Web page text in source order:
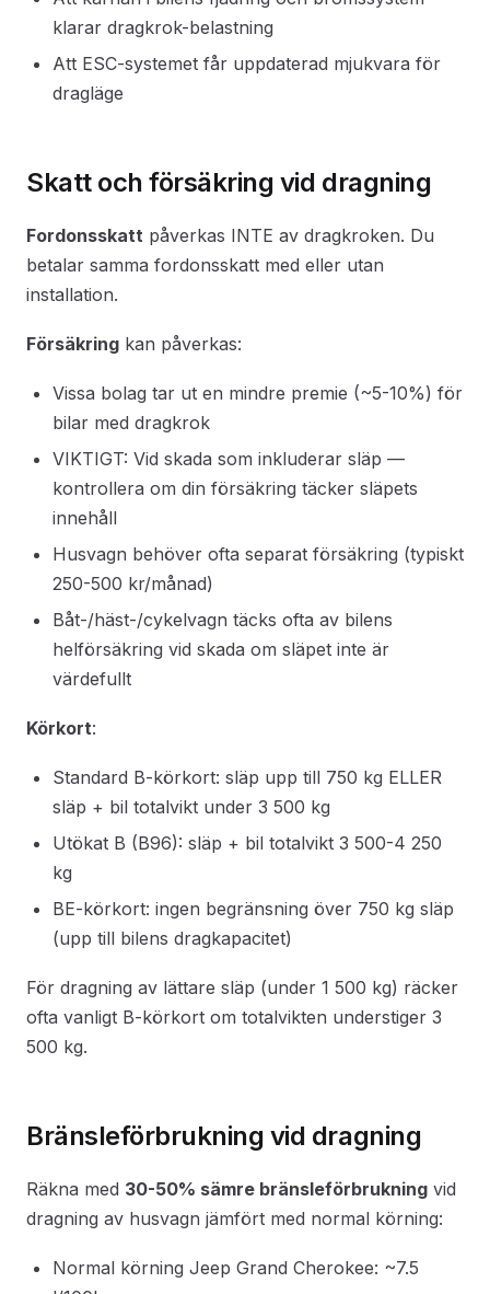
klarar dragkrok-belastning
Att ESC-systemet får uppdaterad mjukvara för
dragläge
Skatt och försäkring vid dragning
Fordonsskatt påverkas INTE av dragkroken. Du
betalar samma fordonsskatt med eller utan
installation.
Försäkring kan påverkas:
Vissa bolag tar ut en mindre premie (~5-10%) för
bilar med dragkrok
VIKTIGT: Vid skada som inkluderar släp —
kontrollera om din försäkring täcker släpets
innehåll
Husvagn behöver ofta separat försäkring (typiskt
250-500 kr/månad)
Båt-/häst-/cykelvagn täcks ofta av bilens
helförsäkring vid skada om släpet inte är
värdefullt
Körkort:
Standard B-körkort: släp upp till 750 kg ELLER
släp + bil totalvikt under 3 500 kg
Utökat B (B96): släp + bil totalvikt 3 500-4 250
kg
BE-körkort: ingen begränsning över 750 kg släp
(upp till bilens dragkapacitet)
För dragning av lättare släp (under 1 500 kg) räcker
ofta vanligt B-körkort om totalvikten understiger 3
500 kg.
Bränsleförbrukning vid dragning
Räkna med 30-50% sämre bränsleförbrukning vid
dragning av husvagn jämfört med normal körning:
Normal körning Jeep Grand Cherokee: ~7.5